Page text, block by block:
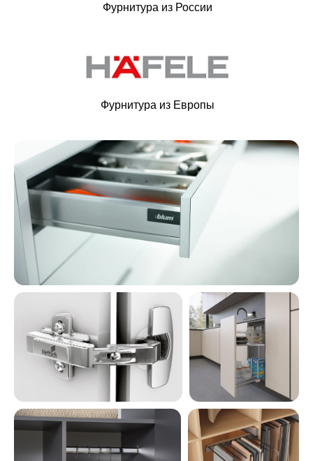
Фурнитура из России
Фурнитура из Европы